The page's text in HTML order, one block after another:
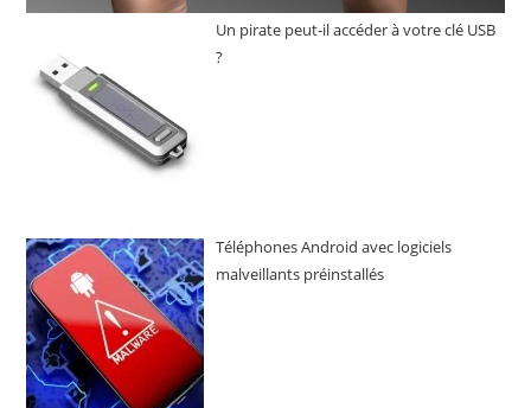
Un pirate peut-il accéder à votre clé USB
?
Téléphones Android avec logiciels
malveillants préinstallés